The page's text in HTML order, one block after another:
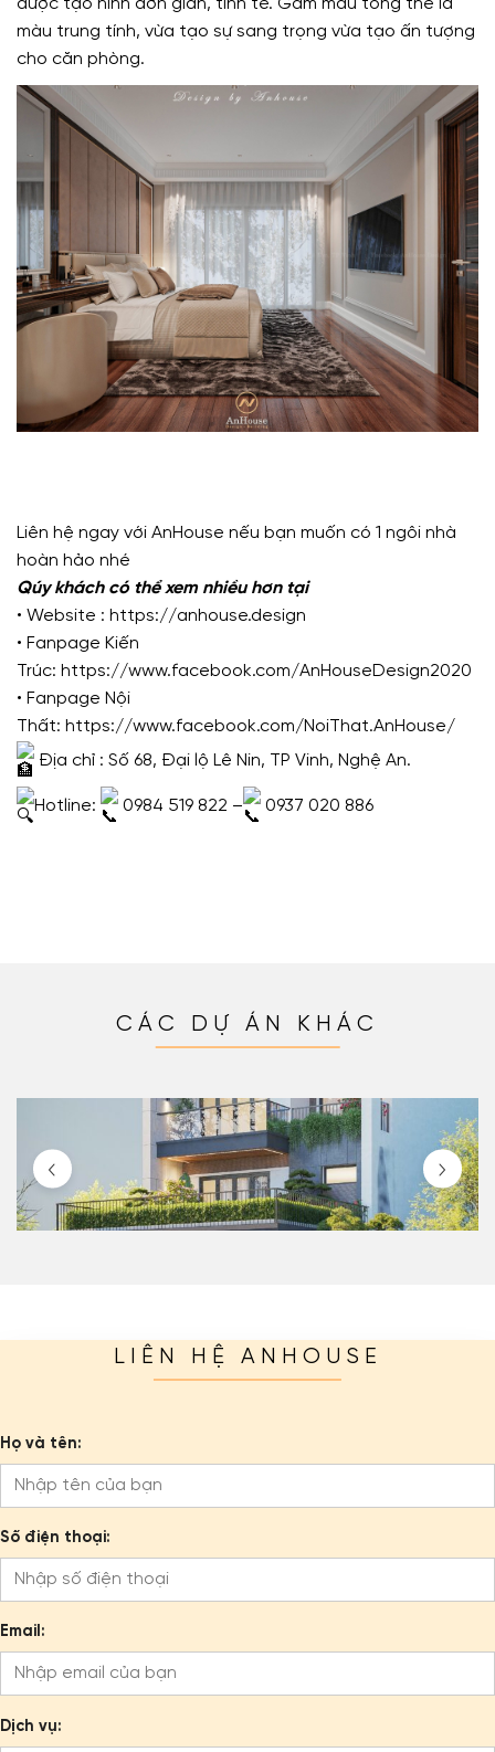
được tạo hình đơn giản, tinh tế. Gam màu tổng thể là
màu trung tính, vừa tạo sự sang trọng vừa tạo ấn tượng
cho căn phòng.
Liên hệ ngay với AnHouse nếu bạn muốn có 1 ngôi nhà
hoàn hảo nhé
Qúy khách có thể xem nhiều hơn tại
• Website : https://anhouse.design
• Fanpage Kiến
Trúc: https://www.facebook.com/AnHouseDesign2020
• Fanpage Nội
Thất: https://www.facebook.com/NoiThat.AnHouse/
Địa chỉ : Số 68, Đại lộ Lê Nin, TP Vinh, Nghệ An.
Hotline: 0984 519 822 – 0937 020 886
CÁC DỰ ÁN KHÁC
LIÊN HỆ ANHOUSE
Họ và tên:
Số điện thoại:
Email:
Dịch vụ: